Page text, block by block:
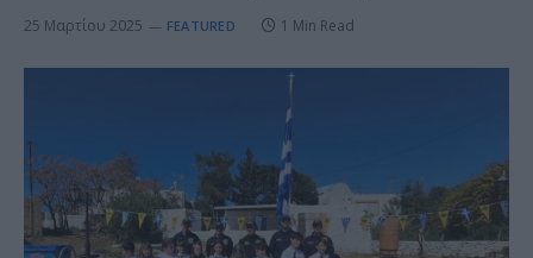
25 Μαρτίου 2025 FEATURED 1 Min Read